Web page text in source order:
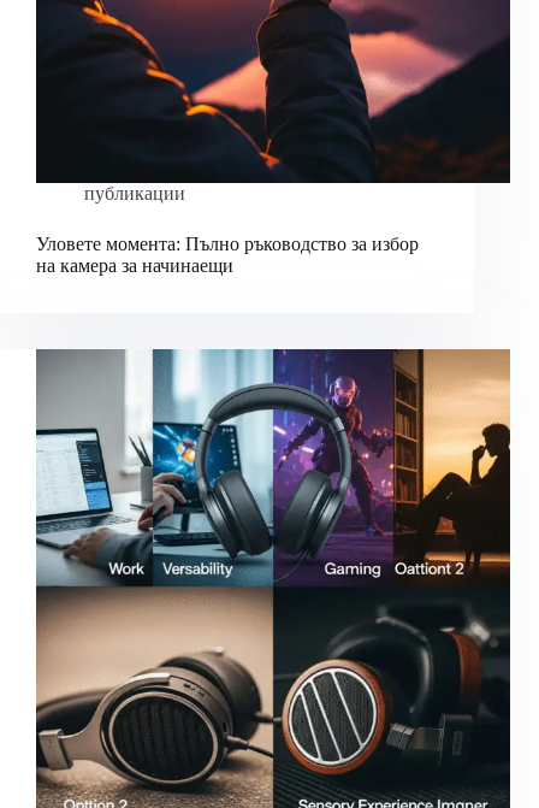
публикации
Уловете момента: Пълно ръководство за избор
на камера за начинаещи